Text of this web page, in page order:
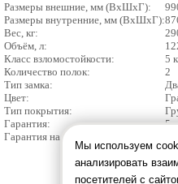
Размеры внешние, мм (ВхШхГ):
Размеры внутренние, мм (ВхШхГ):
Вес, кг:
Объём, л:
Класс взломостойкости:
5
Количество полок:
2
Тип замка:
Цвет:
Тип покрытия:
Гарантия:
5
Гарантия на замок:
Мы используем
анализировать
посетителей с